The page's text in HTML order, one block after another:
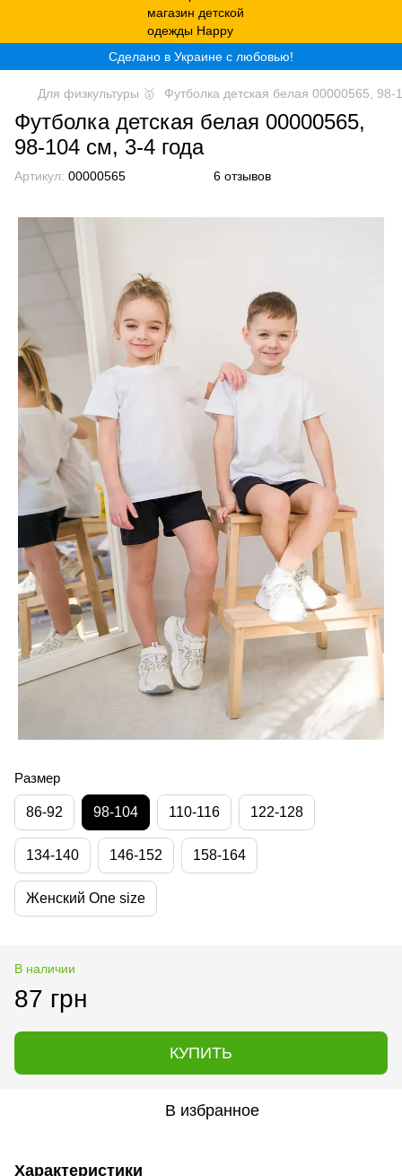
Сделано в Украине с любовью!
Для физкультуры 🥇 Футболка детская белая 00000565, 98-
Футболка детская белая 00000565,
98-104 см, 3-4 года
Артикул: 00000565 6 отзывов
Размер
86-92 98-104 110-116 122-128
134-140 146-152 158-164
Женский One size
В наличии
87 грн
КУПИТЬ
В избранное
Характеристики